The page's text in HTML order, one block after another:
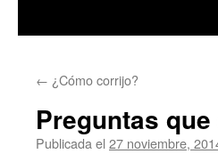
← ¿Cómo corrijo?
Preguntas
Publicada el 27 noviembre,